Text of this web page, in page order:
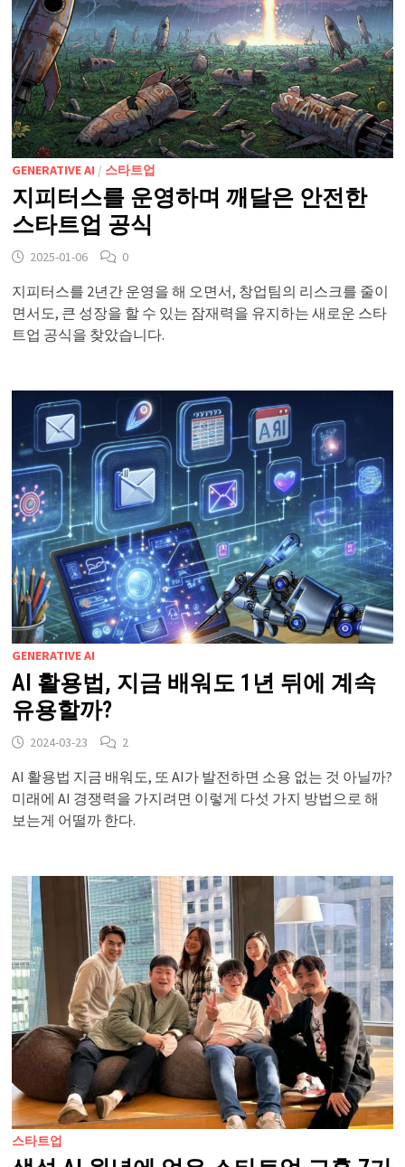
GENERATIVE AI / 스타트업
지피터스를 운영하며 깨달은 안전한
스타트업 공식
2025-01-06 0
지피터스를 2년간 운영을 해 오면서, 창업팀의 리스크를 줄이
면서도, 큰 성장을 할 수 있는 잠재력을 유지하는 새로운 스타
트업 공식을 찾았습니다.
GENERATIVE AI
AI 활용법, 지금 배워도 1년 뒤에 계속
유용할까?
2024-03-23 2
AI 활용법 지금 배워도, 또 AI가 발전하면 소용 없는 것 아닐까?
미래에 AI 경쟁력을 가지려면 이렇게 다섯 가지 방법으로 해
보는게 어떨까 한다.
스타트업